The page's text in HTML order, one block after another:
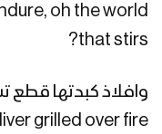
oh the world
that stirs?
وافلاذ كبدتها قطع
grilled over fire.